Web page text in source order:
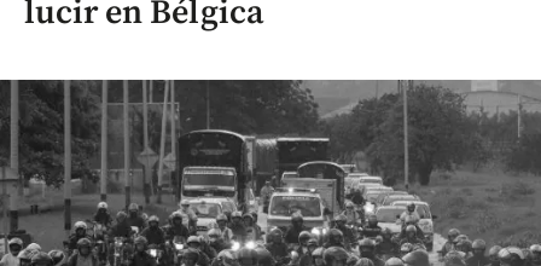
lucir en Bélgica